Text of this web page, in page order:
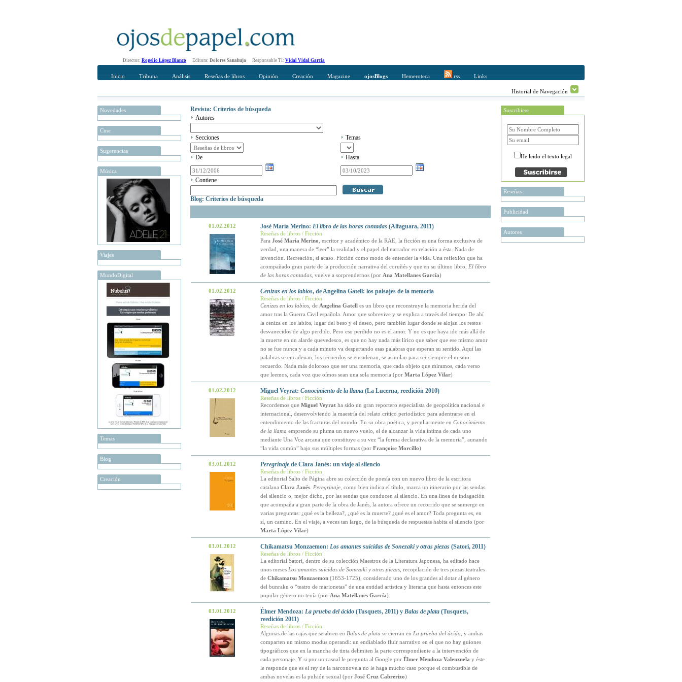
Director: Rogelio López Blanco Editora: Dolores Sanahuja Responsable TI: Vidal Vidal Garcia
Inicio Tribuna Análisis Reseñas de libros Opinión Creación Magazine ojosBlogs Hemeroteca rss Links
Historial de Navegación
Novedades
Cine
Sugerencias
Música
Viajes
MundoDigital
Temas
Blog
Creación
Revista: Criterios de búsqueda
Autores
Secciones Temas
De Hasta
Contiene
Blog: Criterios de búsqueda
01.02.2012 José María Merino: El libro de las horas contadas(Alfaguara, 2011)
Reseñas de libros / Ficción
Para José María Merino , escritor y académico de la RAE, la ficción es una forma exclusiva de
verdad, una manera de “leer” la realidad y el papel del narrador en relación a ésta. Nada de
invención. Recreación, si acaso. Ficción como modo de entender la vida. Una reflexión que ha
acompañado gran parte de la producción narrativa del coruñés y que en su último libro,
El libro
de las horas contadas, vuelve a sorprendernos (por Ana Matellanes García)
01.02.2012 Cenizas en los labios, de Angelina Gatell: los paisajes de la memoria
Reseñas de libros / Ficción
Cenizas en los labios, de Angelina Gatelles un libro que reconstruye la memoria herida del
amor tras la Guerra Civil española. Amor que sobrevive y se explica a través del tiempo. De ahí
la ceniza en los labios, lugar del beso y el deseo, pero también lugar donde se alojan los restos
desvanecidos de algo perdido. Pero eso perdido no es el amor. Y no es que haya ido más allá de
la muerte en un alarde quevedesco, es que no hay nada más lírico que saber que ese mismo amor
no se fue nunca y a cada minuto va despertando esas palabras que esperan su sentido. Aquí las
palabras se encadenan, los recuerdos se encadenan, se asimilan para ser siempre el mismo
recuerdo. Nada más doloroso que ser una memoria, que cada objeto que miramos, cada verso
que leemos, cada voz que oímos sean una sola memoria (por Marta López Vilar)
01.02.2012 Miguel Veyrat: Conocimiento de la llama(La Lucerna, reedición 2010)
Reseñas de libros / Ficción
Recordemos que Miguel Veyratha sido un gran reportero especialista de geopolítica nacional e
internacional, desenvolviendo la maestría del relato crítico periodístico para adentrarse en el
entendimiento de las fracturas del mundo. En su obra poética, y peculiarmente en Conocimiento
de la llama emprende su pluma un nuevo vuelo, el de alcanzar la vida íntima de cada uno
mediante Una Voz arcana que constituye a su vez “la forma declarativa de la memoria”, aunando
“la vida común” bajo sus múltiples formas (por Françoise Morcillo)
03.01.2012 Peregrinajede Clara Janés: un viaje al silencio
Reseñas de libros / Ficción
La editorial Salto de Página abre su colección de poesía con un nuevo libro de la escritora
catalana Clara Janés. Peregrinaje, como bien indica el título, marca un itinerario por las sendas
del silencio o, mejor dicho, por las sendas que conducen al silencio. En una línea de indagación
que acompaña a gran parte de la obra de Janés, la autora ofrece un recorrido que se sumerge en
varias preguntas: ¿qué es la belleza?, ¿qué es la muerte? ¿qué es el amor? Toda pregunta es, en
sí, un camino. En el viaje, a veces tan largo, de la búsqueda de respuestas habita el silencio (por
Marta López Vilar)
03.01.2012 Chikamatsu Monzaemon: Los amantes suicidas de Sonezaki y otras piezas(Satori, 2011)
Reseñas de libros / Ficción
La editorial Satori, dentro de su colección Maestros de la Literatura Japonesa, ha editado hace
unos meses Los amantes suicidas de Sonezaki y otras piezas, recopilación de tres piezas teatrales
de Chikamatsu Monzaemon(1653-1725), considerado uno de los grandes al dotar al género
del bunraku o “teatro de marionetas” de una entidad artística y literaria que hasta entonces este
popular género no tenía (por Ana Matellanes García)
03.01.2012 Élmer Mendoza: La prueba del ácido(Tusquets, 2011) y Balas de plata(Tusquets,
reedición 2011)
Reseñas de libros / Ficción
Algunas de las cajas que se abren en Balas de plata se cierran en La prueba del ácido , y ambas
comparten un mismo modus operandi: un endiablado fluir narrativo en el que no hay guiones
tipográficos que en la mancha de tinta delimiten la parte correspondiente a la intervención de
cada personaje. Y si por un casual le pregunta al Google por Élmer Mendoza Valenzuela y éste
le responde que es el rey de la narconovela no le haga mucho caso porque el combustible de
ambas novelas es la pulsión sexual (por José Cruz Cabrerizo)
Suscribirse
He leido el texto legal
Reseñas
Publicidad
Autores